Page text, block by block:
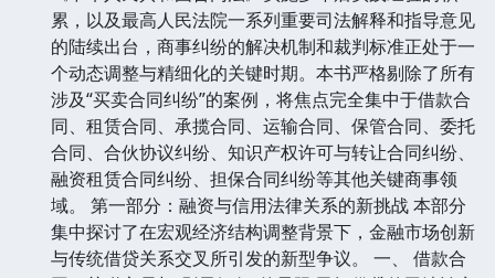
累，以及最高人民法院一系列重要司法解释和指导意见
的陆续出台，商事纠纷的解决机制和裁判标准正处于一
个动态调整与精细化的关键时期。本书严格剔除了所有
涉及“买卖合同纠纷”的案例，将焦点完全集中于借款合
同、租赁合同、承揽合同、运输合同、保管合同、委托
合同、合伙协议纠纷、知识产权许可与转让合同纠纷、
融资租赁合同纠纷、担保合同纠纷等其他关键商事领
域。 第一部分：融资与信用法律关系的新挑战 本部分
集中探讨了在宏观经济结构调整背景下，金融市场创新
与传统借贷关系交叉所引发的新型争议。 一、 借款合